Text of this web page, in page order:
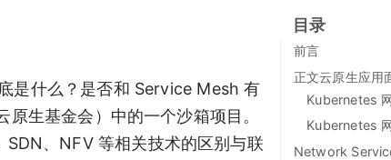
目录
前言
正文云原生应用
Kubernetes
Kubernetes
Network
是什么？是否和 Service Mesh 有
生基金会）中的一个沙箱项目。
、NFV 等相关技术的区别与联